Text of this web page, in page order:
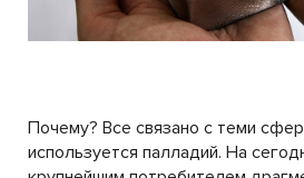
Почему? Все связано с теми
используется палладий. На